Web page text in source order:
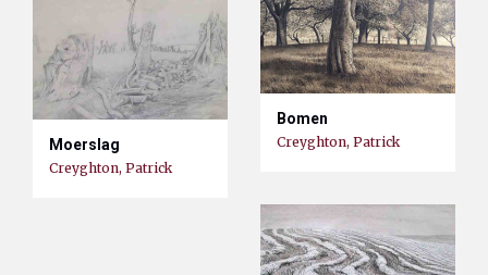
Bomen
Creyghton, Patrick
Moerslag
Creyghton, Patrick